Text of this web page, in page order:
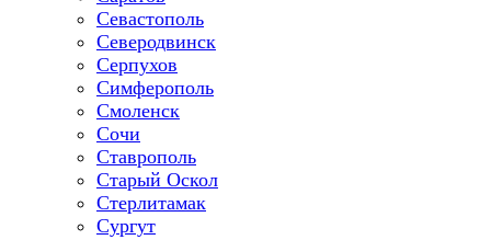
Севастополь
Северодвинск
Серпухов
Симферополь
Смоленск
Сочи
Ставрополь
Старый Оскол
Стерлитамак
Сургут